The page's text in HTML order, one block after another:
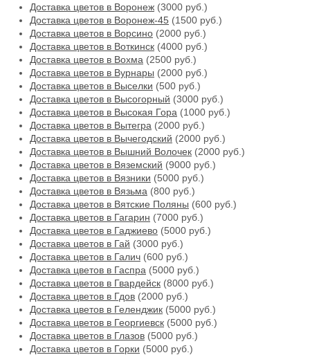
Доставка цветов в Воронеж (3000 руб.)
Доставка цветов в Воронеж-45 (1500 руб.)
Доставка цветов в Ворсино (2000 руб.)
Доставка цветов в Воткинск (4000 руб.)
Доставка цветов в Вохма (2500 руб.)
Доставка цветов в Вурнары (2000 руб.)
Доставка цветов в Выселки (500 руб.)
Доставка цветов в Высогорный (3000 руб.)
Доставка цветов в Высокая Гора (1000 руб.)
Доставка цветов в Вытегра (2000 руб.)
Доставка цветов в Вычегодский (2000 руб.)
Доставка цветов в Вышний Волочек (2000 руб.)
Доставка цветов в Вяземский (9000 руб.)
Доставка цветов в Вязники (5000 руб.)
Доставка цветов в Вязьма (800 руб.)
Доставка цветов в Вятские Поляны (600 руб.)
Доставка цветов в Гагарин (7000 руб.)
Доставка цветов в Гаджиево (5000 руб.)
Доставка цветов в Гай (3000 руб.)
Доставка цветов в Галич (600 руб.)
Доставка цветов в Гаспра (5000 руб.)
Доставка цветов в Гвардейск (8000 руб.)
Доставка цветов в Гдов (2000 руб.)
Доставка цветов в Геленджик (5000 руб.)
Доставка цветов в Георгиевск (5000 руб.)
Доставка цветов в Глазов (5000 руб.)
Доставка цветов в Горки (5000 руб.)